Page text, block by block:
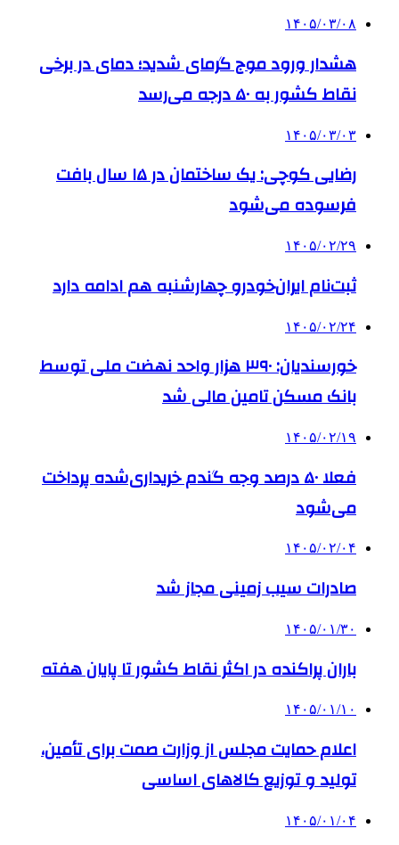
۱۴۰۵/۰۳/۰۸
هشدار ورود موج گرمای شدید؛ دمای در برخی
نقاط کشور به ۵۰ درجه می‌رسد
۱۴۰۵/۰۳/۰۳
رضایی کوچی: یک ساختمان در ۱۵ سال بافت
فرسوده می‌شود
۱۴۰۵/۰۲/۲۹
ثبت‌نام ایران‌خودرو چهارشنبه هم ادامه دارد
۱۴۰۵/۰۲/۲۴
خورسندیان: ۳۹۰ هزار واحد نهضت ملی توسط
بانک مسکن تامین مالی شد
۱۴۰۵/۰۲/۱۹
فعلا ۵۰ درصد وجه گندم خریداری‌شده پرداخت
می‌شود
۱۴۰۵/۰۲/۰۴
صادرات سیب زمینی مجاز شد
۱۴۰۵/۰۱/۳۰
باران پراکنده در اکثر نقاط کشور تا پایان هفته
۱۴۰۵/۰۱/۱۰
اعلام حمایت مجلس از وزارت صمت برای تأمین،
تولید و توزیع کالاهای اساسی
۱۴۰۵/۰۱/۰۴